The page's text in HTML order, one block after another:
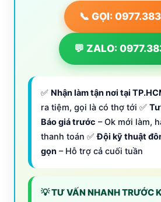
📞 GỌI:
💬 ZALO:
✅ Nhận làm tận nơi tại
ra tiệm, gọi là có thợ tới ✅
Báo giá trước – Ok mới làm,
thanh toán ✅Đội kỹ thuật
gọn – Hỗ trợ cả cuối tuần
💡 TƯ VẤN NHANH TRƯỚC